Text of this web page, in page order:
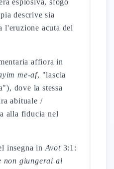
esplosiva, sfogo
descrive sia
l'eruzione acuta del
affiora in
me-af, "lascia
dove la stessa
abituale /
alla fiducia nel
insegna in Avot3:1:
non giungerai al